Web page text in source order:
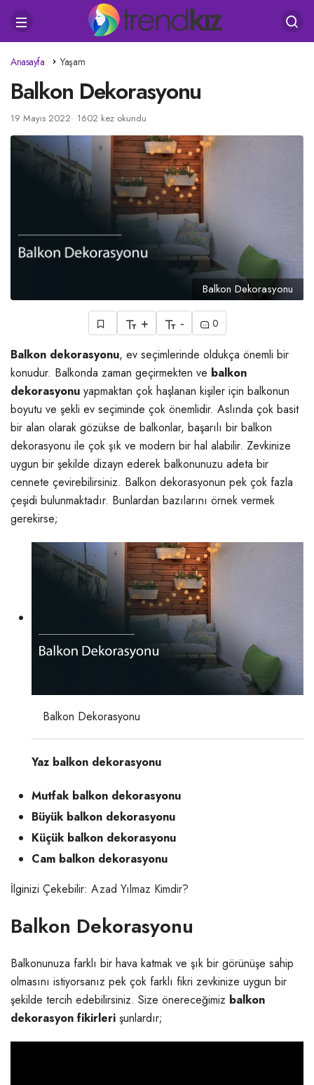
Anasayfa Yaşam
Balkon Dekorasyonu
19 Mayıs 2022 1602 kez okundu
Balkon Dekorasyonu
+ - 0
Balkon dekorasyonu, ev seçimlerinde oldukça önemli bir
konudur. Balkonda zaman geçirmekten ve balkon
dekorasyonu yapmaktan çok haşlanan kişiler için balkonun
boyutu ve şekli ev seçiminde çok önemlidir. Aslında çok basit
bir alan olarak gözükse de balkonlar, başarılı bir balkon
dekorasyonu ile çok şık ve modern bir hal alabilir. Zevkinize
uygun bir şekilde dizayn ederek balkonunuzu adeta bir
cennete çevirebilirsiniz. Balkon dekorasyonun pek çok fazla
çeşidi bulunmaktadır. Bunlardan bazılarını örnek vermek
gerekirse;
Balkon Dekorasyonu
Yaz balkon dekorasyonu
Mutfak balkon dekorasyonu
Büyük balkon dekorasyonu
Küçük balkon dekorasyonu
Cam balkon dekorasyonu
İlginizi Çekebilir: Azad Yılmaz Kimdir?
Balkon Dekorasyonu
Balkonunuza farklı bir hava katmak ve şık bir görünüşe sahip
olmasını istiyorsanız pek çok farklı fikri zevkinize uygun bir
şekilde tercih edebilirsiniz. Size önereceğimiz balkon
dekorasyon fikirleri şunlardır;